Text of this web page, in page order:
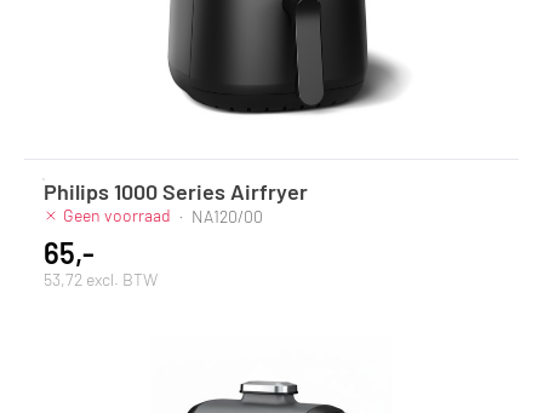
Philips 1000 Series Airfryer
Geen voorraad · NA120/00
65,-
53,72 excl. BTW